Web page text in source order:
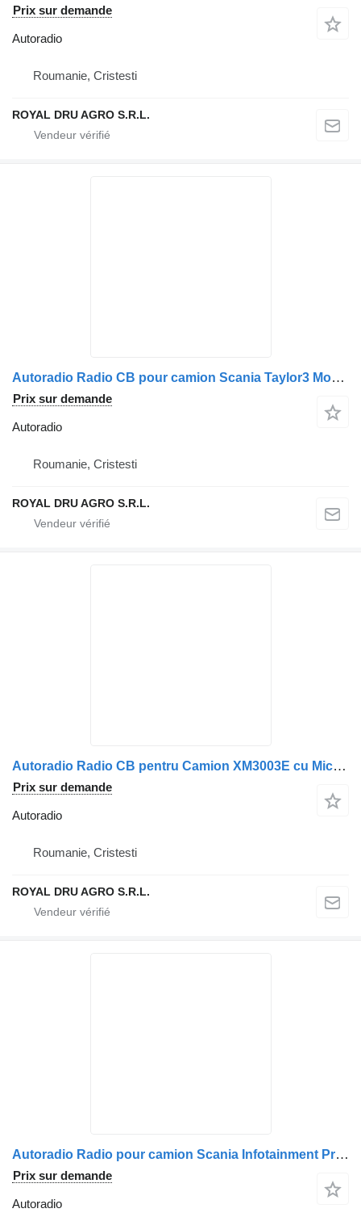
Prix sur demande
Autoradio
Roumanie, Cristesti
ROYAL DRU AGRO S.R.L.
Autoradio Radio CB pour camion Scania Taylor3 Model 16185 cu Microfon
Prix sur demande
Autoradio
Roumanie, Cristesti
ROYAL DRU AGRO S.R.L.
Autoradio Radio CB pentru Camion XM3003E cu Microfon și Cablu de Alimentar pour camion Scania 300003-13
Prix sur demande
Autoradio
Roumanie, Cristesti
ROYAL DRU AGRO S.R.L.
Autoradio Radio pour camion Scania Infotainment Premium SD1 și SD2
Prix sur demande
Autoradio